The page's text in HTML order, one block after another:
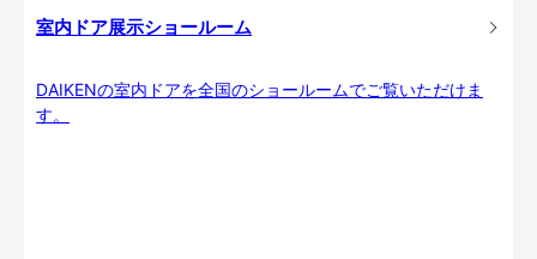
室内ドア展示ショールーム
DAIKENの室内ドアを全国のショールームでご覧いただけま
す。